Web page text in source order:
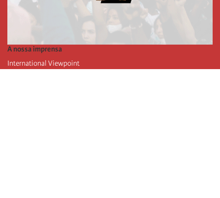
A nossa imprensa
International Viewpoint